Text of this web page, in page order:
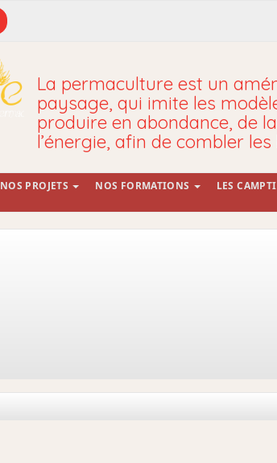
La permaculture est un
paysage, qui imite les
produire en abondance, de
l’énergie, afin de combler
NOS PROJETS NOS FORMATIONS LES